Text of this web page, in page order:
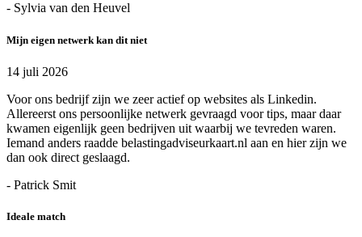
- Sylvia van den Heuvel
Mijn eigen netwerk kan dit niet
14 juli 2026
Voor ons bedrijf zijn we zeer actief op websites als Linkedin.
Allereerst ons persoonlijke netwerk gevraagd voor tips, maar daar
kwamen eigenlijk geen bedrijven uit waarbij we tevreden waren.
Iemand anders raadde belastingadviseurkaart.nl aan en hier zijn we
dan ook direct geslaagd.
- Patrick Smit
Ideale match